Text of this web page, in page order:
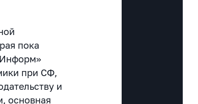
пока
при СФ,
и
основная